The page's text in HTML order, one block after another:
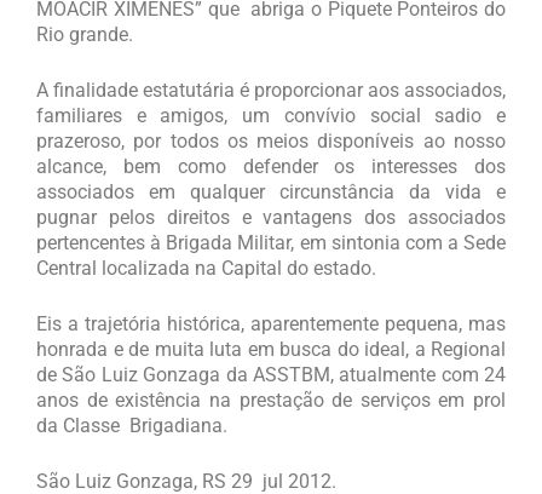
MOACIR XIMENES” que abriga o Piquete Ponteiros do
Rio grande.
A finalidade estatutária é proporcionar aos associados,
familiares e amigos, um convívio social sadio e
prazeroso, por todos os meios disponíveis ao nosso
alcance, bem como defender os interesses dos
associados em qualquer circunstância da vida e
pugnar pelos direitos e vantagens dos associados
pertencentes à Brigada Militar, em sintonia com a Sede
Central localizada na Capital do estado.
Eis a trajetória histórica, aparentemente pequena, mas
honrada e de muita luta em busca do ideal, a Regional
de São Luiz Gonzaga da ASSTBM, atualmente com 24
anos de existência na prestação de serviços em prol
da Classe Brigadiana.
São Luiz Gonzaga, RS 29 jul 2012.